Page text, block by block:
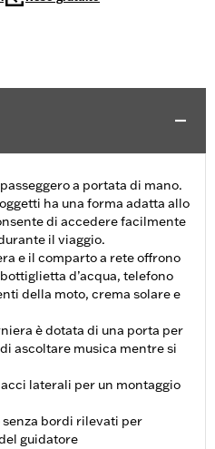
a portata di mano.
ha una forma adatta allo
di accedere facilmente
il viaggio.
e il comparto a rete offrono
d’acqua, telefono
della moto, crema solare e
è dotata di una porta per
ascoltare musica mentre si
laterali per un montaggio
bordi rilevati per
guidatore